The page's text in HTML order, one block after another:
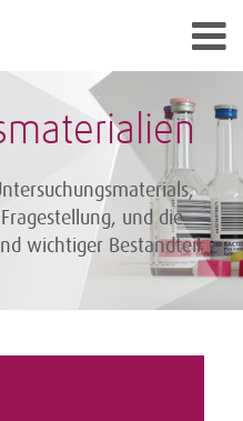
und die
wichtiger Bestandteil